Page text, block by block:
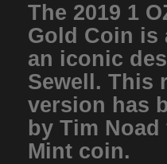
The 2019 1
Gold Coin is
an iconic
Sewell. This
version has
by Tim
Mint coin.